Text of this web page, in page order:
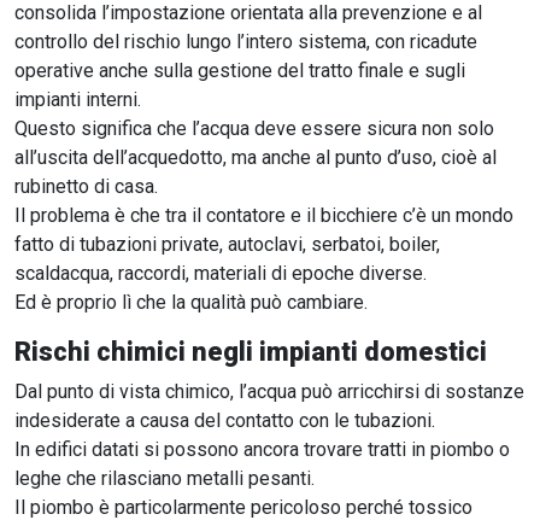
consolida l’impostazione orientata alla prevenzione e al
controllo del rischio lungo l’intero sistema, con ricadute
operative anche sulla gestione del tratto finale e sugli
impianti interni.
Questo significa che l’acqua deve essere sicura non solo
all’uscita dell’acquedotto, ma anche al punto d’uso, cioè al
rubinetto di casa.
Il problema è che tra il contatore e il bicchiere c’è un mondo
fatto di tubazioni private, autoclavi, serbatoi, boiler,
scaldacqua, raccordi, materiali di epoche diverse.
Ed è proprio lì che la qualità può cambiare.
Rischi chimici negli impianti domestici
Dal punto di vista chimico, l’acqua può arricchirsi di sostanze
indesiderate a causa del contatto con le tubazioni.
In edifici datati si possono ancora trovare tratti in piombo o
leghe che rilasciano metalli pesanti.
Il piombo è particolarmente pericoloso perché tossico